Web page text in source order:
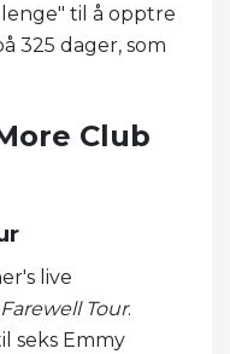
lenge" til å opptre
325 dager, som
Club
live
Tour.
seks Emmy